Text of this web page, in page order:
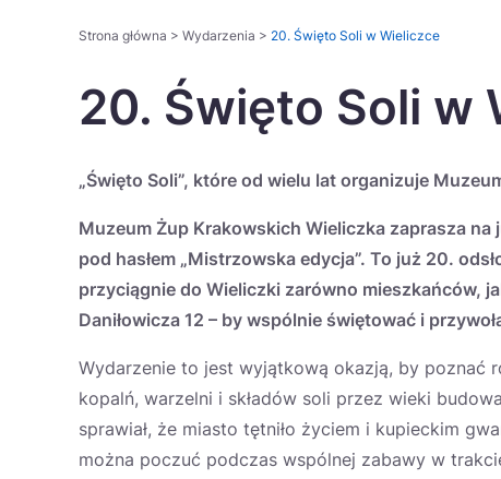
Strona główna > Wydarzenia > 20. Święto Soli w Wieliczce
20. Święto Soli w
„Święto Soli”, które od wielu lat organizuje
Muzeum Żup Krakowskich Wieliczka zaprasza
pod hasłem „Mistrzowska edycja”. To już 20.
przyciągnie do Wieliczki zarówno mieszkańców,
Daniłowicza 12 – by wspólnie świętować i
Wydarzenie to jest wyjątkową okazją, by poznać
kopalń, warzelni i składów soli przez wieki
sprawiał, że miasto tętniło życiem i kupieckim
można poczuć podczas wspólnej zabawy w